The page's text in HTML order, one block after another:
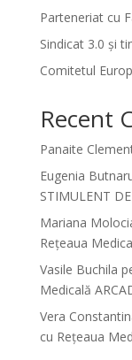
Parteneriat cu
Sindicat 3.0 și
Comitetul
Recent
Panaite
Eugenia
STIMULENT DE
Mariana
Rețeaua
Vasile Buchila
Medicală
Vera
cu Rețeaua